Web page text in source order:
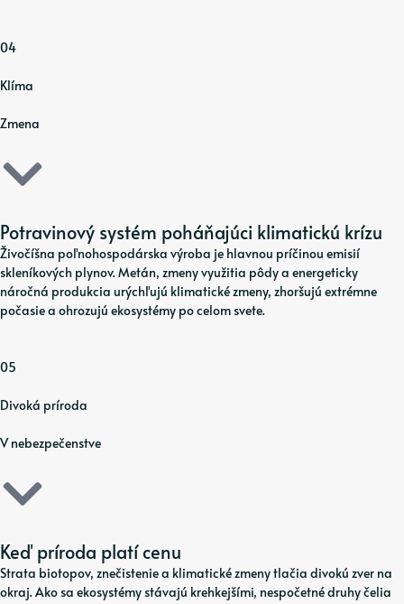
04
Klíma
Zmena
Potravinový systém poháňajúci klimatickú krízu
Živočíšna poľnohospodárska výroba je hlavnou príčinou emisií
skleníkových plynov. Metán, zmeny využitia pôdy a energeticky
náročná produkcia urýchľujú klimatické zmeny, zhoršujú extrémne
počasie a ohrozujú ekosystémy po celom svete.
05
Divoká príroda
V nebezpečenstve
Keď príroda platí cenu
Strata biotopov, znečistenie a klimatické zmeny tlačia divokú zver na
okraj. Ako sa ekosystémy stávajú krehkejšími, nespočetné druhy čelia